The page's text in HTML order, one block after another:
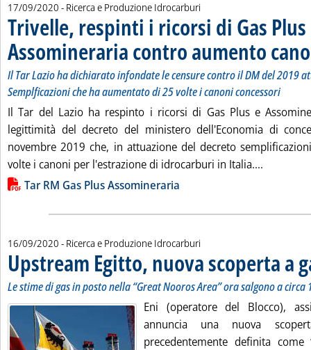
17/09/2020 - Ricerca e Produzione Idrocarburi
Trivelle, respinti i ricorsi di Gas Plus
Assomineraria contro aumento
Il Tar Lazio ha dichiarato infondate le censure contro il DM del 2019
Semplficazioni che ha aumentato di 25 volte i canoni concessori
Il Tar del Lazio ha respinto i ricorsi di Gas Plus e
legittimità del decreto del ministero dell'Economia di
novembre 2019 che, in attuazione del decreto
volte i canoni per l'estrazione di idrocarburi in Italia....
Lista allegati PDF alla notizia
Tar RM Gas Plus Assomineraria
16/09/2020 - Ricerca e Produzione Idrocarburi
Upstream Egitto, nuova scoperta a
Le stime di gas in posto nella “Great Nooros Area” ora salgono a
Eni (operatore del Blocco),
annuncia una nuova
precedentemente definita come